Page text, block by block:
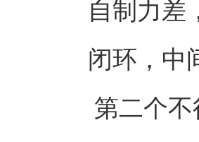
自制力差
闭环，中
第二个